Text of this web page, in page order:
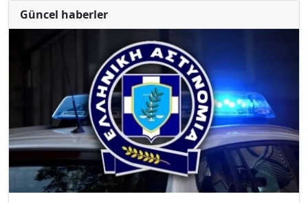
Güncel haberler